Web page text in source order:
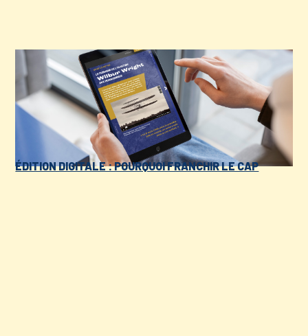
ÉDITION DIGITALE : POURQUOI FRANCHIR LE CAP